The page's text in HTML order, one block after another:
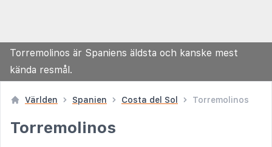
Torremolinos är Spaniens äldsta och kanske mest
kända resmål.
Världen Spanien Costa del Sol Torremolinos
Torremolinos